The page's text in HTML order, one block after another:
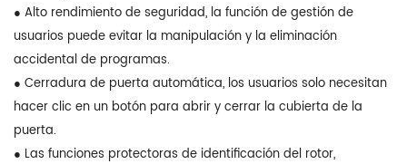
● Alto rendimiento de seguridad, la función de gestión de
usuarios puede evitar la manipulación y la eliminación
accidental de programas.
● Cerradura de puerta automática, los usuarios solo necesitan
hacer clic en un botón para abrir y cerrar la cubierta de la
puerta.
● Las funciones protectoras de identificación del rotor,